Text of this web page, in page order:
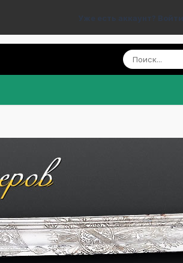
Уже есть аккаунт? Войти